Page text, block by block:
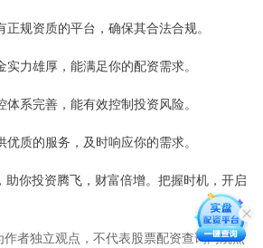
规资质的平台，确保其合法合规。
力雄厚，能满足你的配资需求。
系完善，能有效控制投资风险。
质的服务，及时响应你的需求。
你投资腾飞，财富倍增。把握时机，开启
作者独立观点，不代表股票配资查询网观点